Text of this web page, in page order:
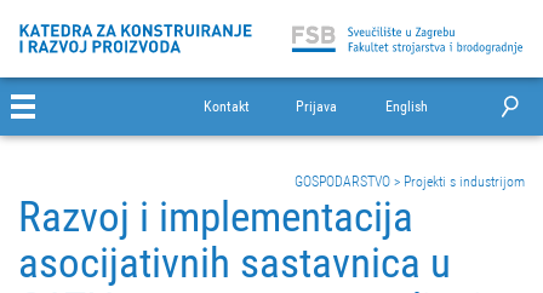
Kontakt Prijava English
GOSPODARSTVO > Projekti s industrijom
Razvoj i implementacija
asocijativnih sastavnica u